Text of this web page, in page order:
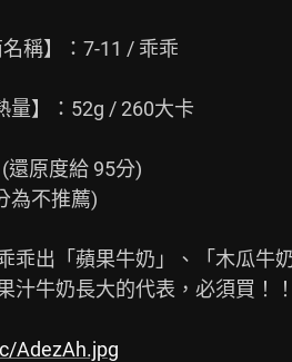
名稱】：7-11 / 乖乖
量】：52g / 260大卡
(還原度給 95分)
乖出「蘋果牛奶」、「木瓜牛
汁牛奶長大的代表，必須買！！
AdezAh.jpg